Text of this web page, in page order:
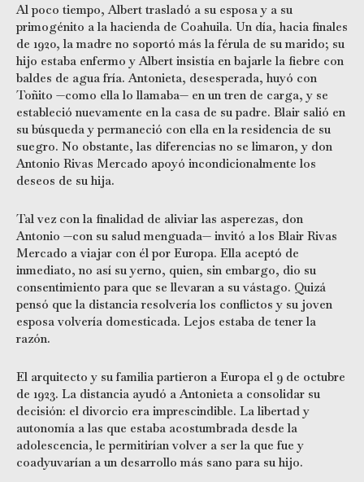
Al poco tiempo, Albert trasladó a su esposa y a su
primogénito a la hacienda de Coahuila. Un día, hacia finales
de 1920, la madre no soportó más la férula de su marido; su
hijo estaba enfermo y Albert insistía en bajarle la fiebre con
baldes de agua fría. Antonieta, desesperada, huyó con
Toñito —como ella lo llamaba— en un tren de carga, y se
estableció nuevamente en la casa de su padre. Blair salió en
su búsqueda y permaneció con ella en la residencia de su
suegro. No obstante, las diferencias no se limaron, y don
Antonio Rivas Mercado apoyó incondicionalmente los
deseos de su hija.
Tal vez con la finalidad de aliviar las asperezas, don
Antonio —con su salud menguada— invitó a los Blair Rivas
Mercado a viajar con él por Europa. Ella aceptó de
inmediato, no así su yerno, quien, sin embargo, dio su
consentimiento para que se llevaran a su vástago. Quizá
pensó que la distancia resolvería los conflictos y su joven
esposa volvería domesticada. Lejos estaba de tener la
razón.
El arquitecto y su familia partieron a Europa el 9 de octubre
de 1923. La distancia ayudó a Antonieta a consolidar su
decisión: el divorcio era imprescindible. La libertad y
autonomía a las que estaba acostumbrada desde la
adolescencia, le permitirían volver a ser la que fue y
coadyuvarían a un desarrollo más sano para su hijo.